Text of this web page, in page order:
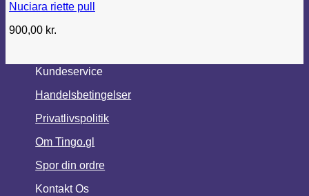
Nuciara riette pull
900,00 kr.
Kundeservice
Handelsbetingelser
Privatlivspolitik
Om Tingo.gl
Spor din ordre
Kontakt Os